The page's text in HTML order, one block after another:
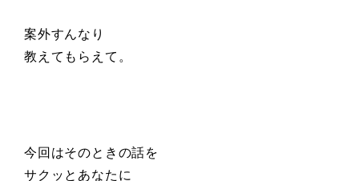
案外すんなり
教えてもらえて。
今回はそのときの話を
サクッとあなたに